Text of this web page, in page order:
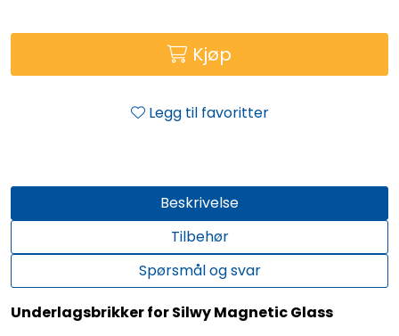
Kjøp
Legg til favoritter
Beskrivelse
Tilbehør
Spørsmål og svar
Underlagsbrikker for Silwy Magnetic Glass